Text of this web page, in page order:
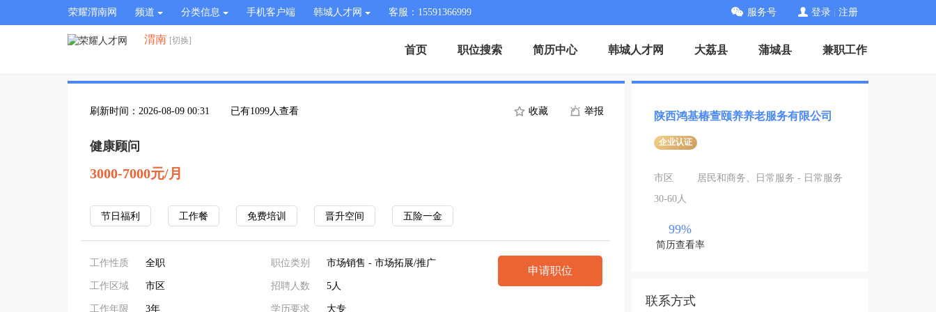
荣耀渭南网 频道 分类信息 手机客户端 韩城人才网 客服：15591366999 服务号 登录 注册
渭南 [切换]
首页 职位搜索 简历中心 韩城人才网 大荔县 蒲城县 兼职工作
刷新时间：2026-08-09 00:31 已有1099人查看 收藏 举报
健康顾问
3000-7000元/月
节日福利 工作餐 免费培训 晋升空间 五险一金
工作性质 全职
工作区域 市区
工作年限 3年
职位类别 市场销售 - 市场拓展/推广
招聘人数 5人
学历要求 大专
申请职位
陕西鸿基椿萱颐养养老服务有限公司
企业认证
市区
居民和商务、日常服务 - 日常服务
30-60人
99%
简历查看率
联系方式